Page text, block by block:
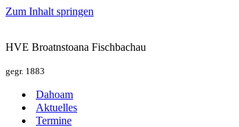
Zum Inhalt springen
HVE Broatnstoana Fischbachau
gegr. 1883
Dahoam
Aktuelles
Termine